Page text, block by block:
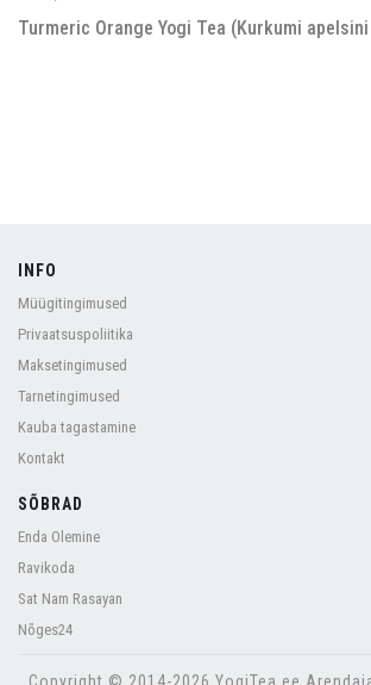
Turmeric Orange Yogi Tea (Kurkumi
INFO
Müügitingimused
Privaatsuspoliitika
Maksetingimused
Tarnetingimused
Kauba tagastamine
Kontakt
SÕBRAD
Enda Olemine
Ravikoda
Sat Nam Rasayan
Nõges24